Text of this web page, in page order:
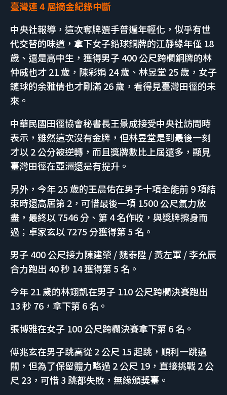
臺灣連 4 屆摘金紀錄中斷
中央社報導，這次奪牌選手普遍年輕化，似乎有世
代交替的味道，拿下女子鉛球銅牌的江靜緣年僅 18
歲、還是高中生，獲得男子 400 公尺跨欄銅牌的林
仲威也才 21 歲，陳彩娟 24 歲、林昱堂 25 歲，女子
鏈球的余雅倩也才剛滿 26 歲，看得見臺灣田徑的未
來。
中華民國田徑協會秘書長王景成接受中央社訪問時
表示，雖然這次沒有金牌，但林昱堂是到最後一刻
才以 2 公分被逆轉，而且獎牌數比上屆還多，顯見
臺灣田徑在亞洲還是有提升。
另外，今年 25 歲的王晨佑在男子十項全能前 9 項結
束時還高居第 2，可惜最後一項 1500 公尺氣力放
盡，最終以 7546 分、第 4 名作收，與獎牌擦身而
過；卓家玄以 7275 分獲得第 5 名。
男子 400 公尺接力陳建榮 / 魏泰陞 / 黃左軍 / 李允辰
合力跑出 40 秒 14 獲得第 5 名。
今年 21 歲的林翊凱在男子 110 公尺跨欄決賽跑出
13 秒 76，拿下第 6 名。
張博雅在女子 100 公尺跨欄決賽拿下第 6 名。
傅兆玄在男子跳高從 2 公尺 15 起跳，順利一跳過
關，但為了保留體力略過 2 公尺 19，直接挑戰 2 公
尺 23，可惜 3 跳都失敗，無緣頒獎臺。